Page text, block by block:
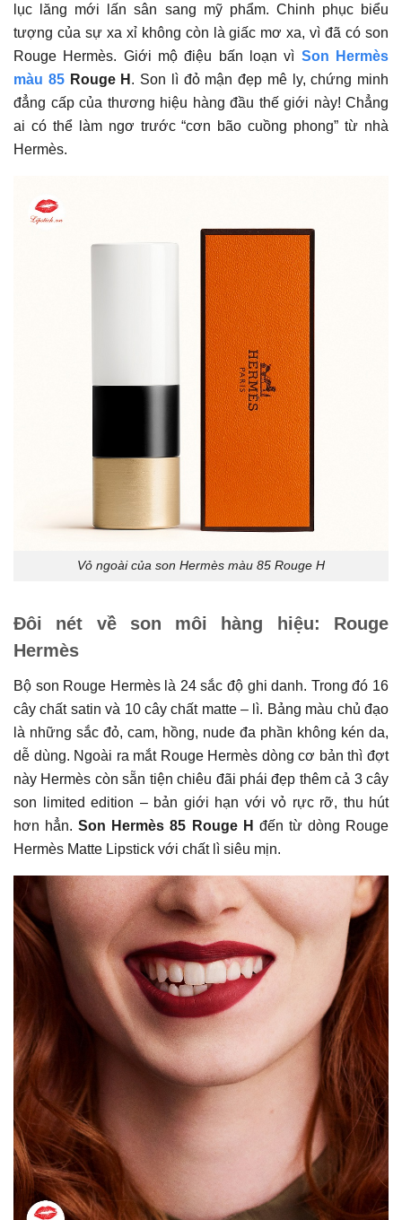
lục lăng mới lấn sân sang mỹ phẩm. Chinh phục biểu
tượng của sự xa xỉ không còn là giấc mơ xa, vì đã có son
Rouge Hermès. Giới mộ điệu bấn loạn vì Son Hermès
màu 85Rouge H . Son lì đỏ mận đẹp mê ly, chứng minh
đẳng cấp của thương hiệu hàng đầu thế giới này! Chẳng
ai có thể làm ngơ trước “cơn bão cuồng phong” từ nhà
Hermès.
Vỏ ngoài của son Hermès màu 85 Rouge H
Đôi nét về son môi hàng hiệu: Rouge
Hermès
Bộ son Rouge Hermès là 24 sắc độ ghi danh. Trong đó 16
cây chất satin và 10 cây chất matte – lì. Bảng màu chủ đạo
là những sắc đỏ, cam, hồng, nude đa phần không kén da,
dễ dùng. Ngoài ra mắt Rouge Hermès dòng cơ bản thì đợt
này Hermès còn sẵn tiện chiêu đãi phái đẹp thêm cả 3 cây
son limited edition – bản giới hạn với vỏ rực rỡ, thu hút
hơn hẳn.Son Hermès 85 Rouge H đến từ dòng Rouge
Hermès Matte Lipstick với chất lì siêu mịn.